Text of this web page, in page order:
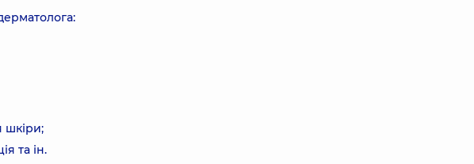
дослідження
новоутворень (невуса) шкіри ділянки обличчя (1 шт. більше 5 мм), без вартості
шкіри;
та ін.